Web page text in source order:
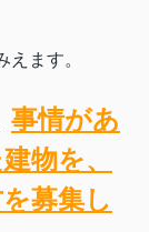
えます。
事情があ
物を、
募集し